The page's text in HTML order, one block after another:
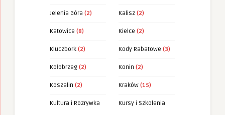
Jelenia Góra (2) Kalisz (2)
Katowice (8) Kielce (2)
Kluczbork (2) Kody Rabatowe (3)
Kołobrzeg (2) Konin (2)
Koszalin (2) Kraków (15)
Kultura i Rozrywka Kursy i Szkolenia